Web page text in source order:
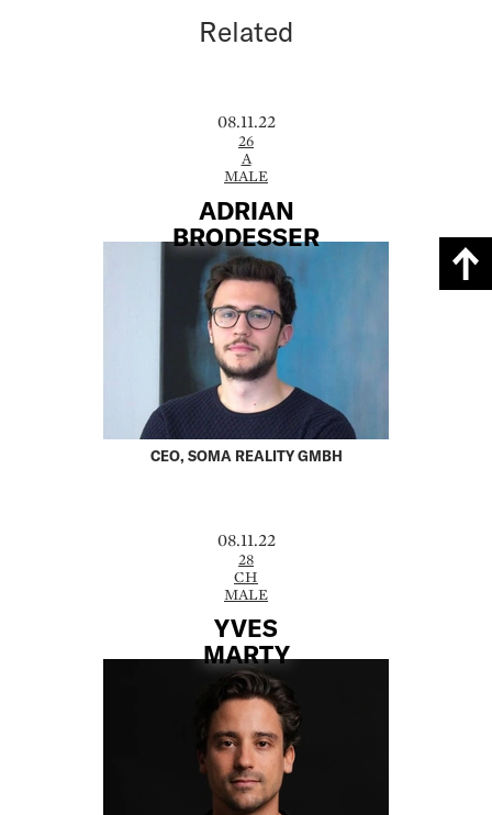
Related
08.11.22
26
A
MALE
ADRIAN
BRODESSER
CEO, SOMA REALITY GMBH
08.11.22
28
CH
MALE
YVES
MARTY